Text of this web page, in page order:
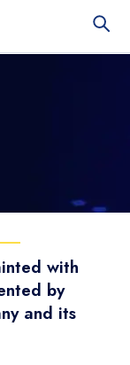
with
by
and its